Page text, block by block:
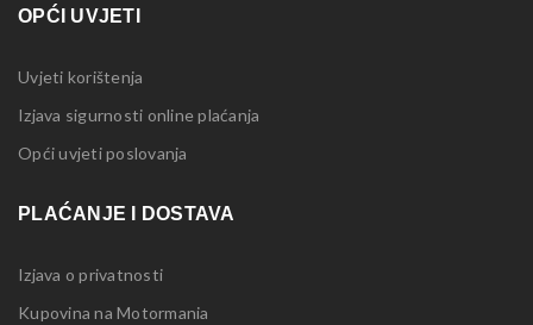
OPĆI UVJETI
Uvjeti korištenja
Izjava sigurnosti online plaćanja
Opći uvjeti poslovanja
PLAĆANJE I DOSTAVA
Izjava o privatnosti
Kupovina na Motormania